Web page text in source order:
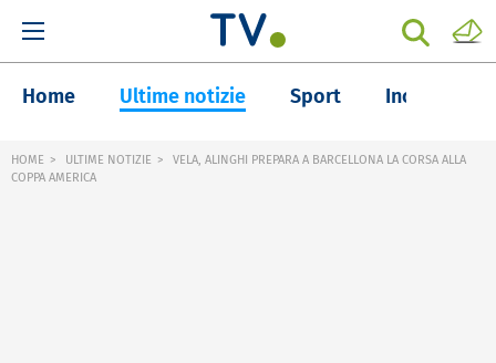
Home Ultime notizie Sport Inchieste
HOME ULTIME NOTIZIE
VELA, ALINGHI PREPARA A BARCELLONA LA CORSA ALLA
COPPA AMERICA